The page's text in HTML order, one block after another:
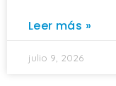
Leer más »
julio 9, 2026